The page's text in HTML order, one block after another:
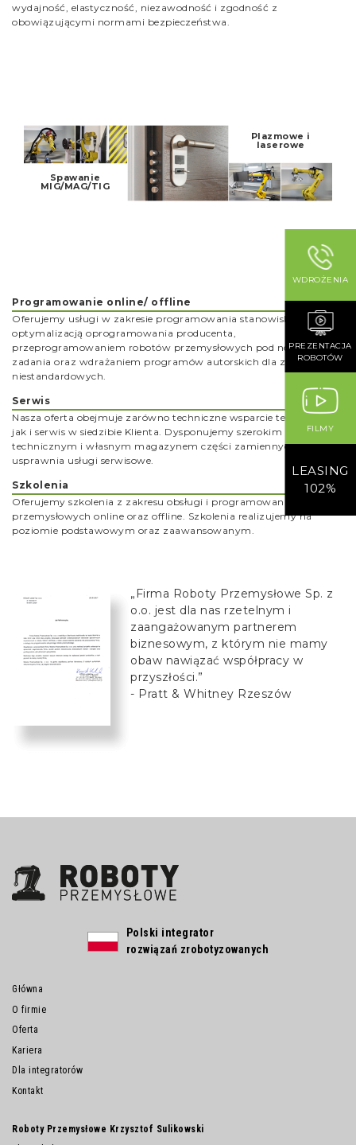
wydajność, elastyczność, niezawodność i zgodność z
obowiązującymi normami bezpieczeństwa.
Plazmowe i
laserowe
Spawanie
MIG/MAG/TIG
Programowanie online/ offline
Oferujemy usługi w zakresie programowania stanowisk, łącznie z
optymalizacją oprogramowania producenta,
przeprogramowaniem robotów przemysłowych pod nowe
zadania oraz wdrażaniem programów autorskich dla zadań
niestandardowych.
Serwis
Nasza oferta obejmuje zarówno techniczne wsparcie telefoniczne
jak i serwis w siedzibie Klienta. Dysponujemy szerokim zapleczem
technicznym i własnym magazynem części zamiennych, co
usprawnia usługi serwisowe.
Szkolenia
Oferujemy szkolenia z zakresu obsługi i programowania robotów
przemysłowych online oraz offline. Szkolenia realizujemy na
poziomie podstawowym oraz zaawansowanym.
„Firma Roboty Przemysłowe Sp. z
o.o. jest dla nas rzetelnym i
zaangażowanym partnerem
biznesowym, z którym nie mamy
obaw nawiązać współpracy w
przyszłości.”
- Pratt & Whitney Rzeszów
Polski integrator
rozwiązań zrobotyzowanych
Główna
O firmie
Oferta
Kariera
Dla integratorów
Kontakt
Roboty Przemysłowe Krzysztof Sulikowski
WDROŻENIA
PREZENTACJA
ROBOTÓW
FILMY
LEASING
102%